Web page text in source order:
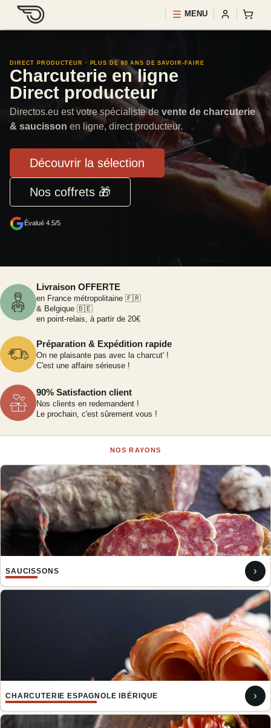
MENU
DIRECT PRODUCTEUR · PLUS DE 80 ANS DE SAVOIR-FAIRE
Charcuterie en ligne
Direct producteur
Directos.eu est votre spécialiste de vente de charcuterie
& saucisson en ligne, direct producteur.
Découvrir la sélection
Nos coffrets 🎁
Évalué 4.5/5
Livraison OFFERTE
en France métropolitaine 🇫🇷
& Belgique 🇧🇪
en point-relais, à partir de 20€
Préparation & Expédition rapide
On ne plaisante pas avec la charcut' !
C'est une affaire sérieuse !
90% Satisfaction client
Nos clients en redemandent !
Le prochain, c'est sûrement vous !
NOS RAYONS
SAUCISSONS ›
CHARCUTERIE ESPAGNOLE IBÉRIQUE ›